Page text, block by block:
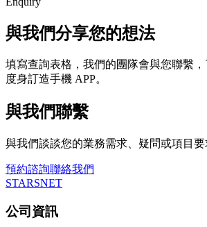
與我們分享您的想法
填寫查詢表格，我們的團隊會與您聯繫
度身訂造手機 APP。
與我們聯繫
與我們談談您的業務需求、疑問或項目要
預約諮詢聯絡我們
STARSNET
公司資訊